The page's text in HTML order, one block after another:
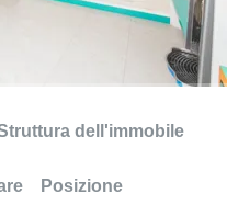
dell'immobile
Posizione